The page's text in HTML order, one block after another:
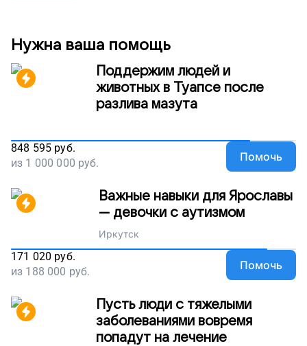
Нужна ваша помощь
Поддержим людей и
животных в Туапсе после
разлива мазута
848 595 руб.
из 1 000 000 руб. Помочь
Важные навыки для Ярославы
— девочки с аутизмом
Иркутск
171 020 руб.
из 188 000 руб. Помочь
Пусть люди с тяжелыми
заболеваниями вовремя
попадут на лечение